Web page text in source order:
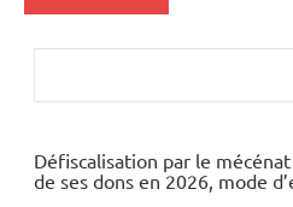
Economie
Energies
Défiscalisation par le
de ses dons en 2026, mode